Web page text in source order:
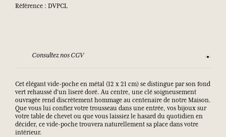
Référence : DVPCL
Consultez nos CGV
Cet élégant vide-poche en métal (12 x 21 cm) se distingue par son fond
vert rehaussé d'un liseré doré. Au centre, une clé soigneusement
ouvragée rend discrètement hommage au centenaire de notre Maison.
Que vous lui confiez votre trousseau dans une entrée, vos bijoux sur
votre table de chevet ou que vous laissiez le hasard du quotidien en
décider, ce vide-poche trouvera naturellement sa place dans votre
intérieur.